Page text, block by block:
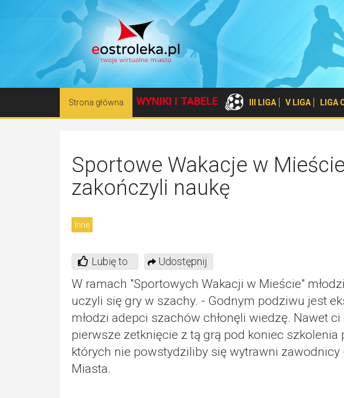
Strona główna WYNIKI I TABELE III LIGA V LIGA LIGA
Sportowe Wakacje w
zakończyli naukę
Inne
Lubię to Udostępnij
W ramach "Sportowych Wakacji w Mieście"
uczyli się gry w szachy. - Godnym podziwu jest
młodzi adepci szachów chłonęli wiedzę. Nawet ci
pierwsze zetknięcie z tą grą pod koniec szkolenia
których nie powstydziliby się wytrawni zawodnicy
Miasta.